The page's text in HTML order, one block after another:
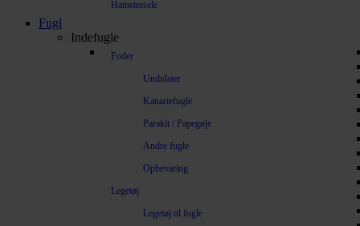
Hamstersele
Fugl
Indefugle
Foder
Undulater
Kanariefugle
Parakit / Papegøje
Andre fugle
Opbevaring
Legetøj
Legetøj til fugle